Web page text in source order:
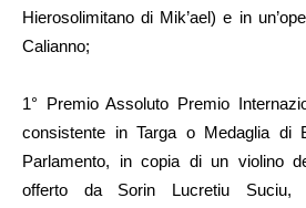
Hierosolimitano di Mik’ael) e in
Calianno;
1° Premio Assoluto Premio
consistente in Targa o Medaglia di
Parlamento, in copia di un violino
offerto da Sorin Lucretiu Suciu,